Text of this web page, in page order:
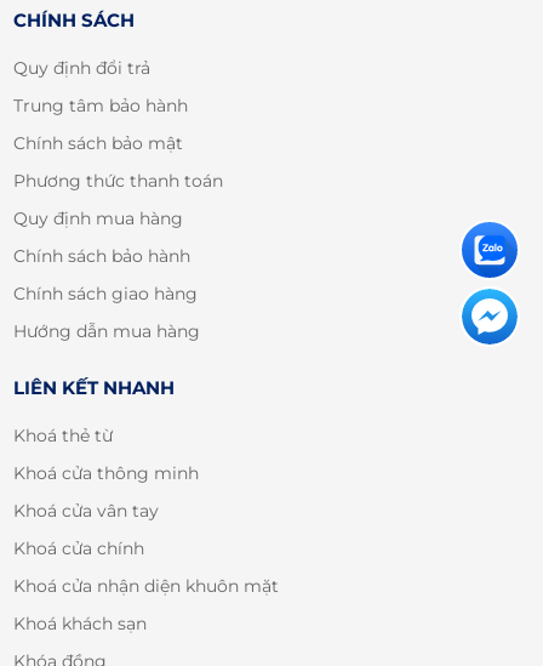
CHÍNH SÁCH
Quy định đổi trả
Trung tâm bảo hành
Chính sách bảo mật
Phương thức thanh toán
Quy định mua hàng
Chính sách bảo hành
Chính sách giao hàng
Hướng dẫn mua hàng
LIÊN KẾT NHANH
Khoá thẻ từ
Khoá cửa thông minh
Khoá cửa vân tay
Khoá cửa chính
Khoá cửa nhận diện khuôn mặt
Khoá khách sạn
Khóa đồng